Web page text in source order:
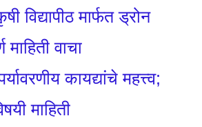
विद्यापीठ मार्फत ड्रोन
माहिती वाचा
कायद्यांचे महत्त्व;
माहिती